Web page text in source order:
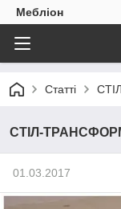
Мебліон
Статті
СТІЛ-
01.03.2017